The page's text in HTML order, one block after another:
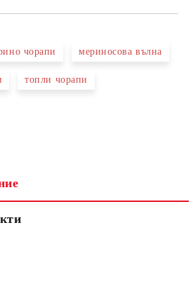
чорапи мериносова вълна
топли чорапи